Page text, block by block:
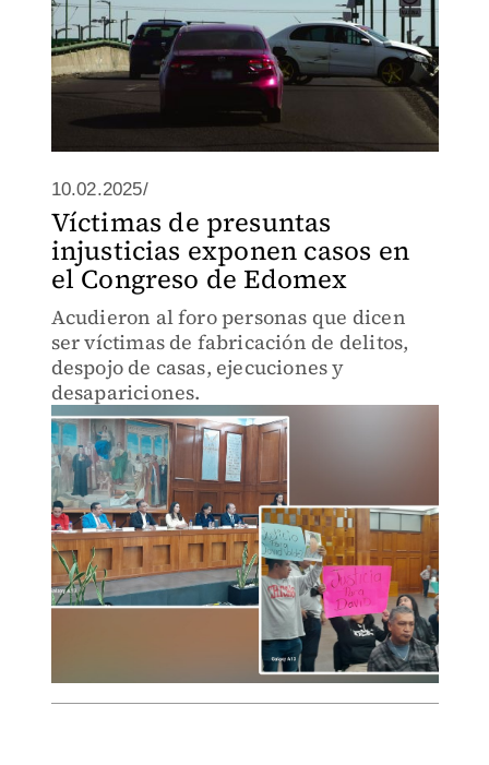
10.02.2025/
Víctimas de presuntas
injusticias exponen casos en
el Congreso de Edomex
Acudieron al foro personas que dicen
ser víctimas de fabricación de delitos,
despojo de casas, ejecuciones y
desapariciones.